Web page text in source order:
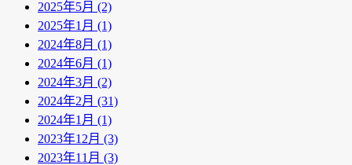
2025年5月 (2)
2025年1月 (1)
2024年8月 (1)
2024年6月 (1)
2024年3月 (2)
2024年2月 (31)
2024年1月 (1)
2023年12月 (3)
2023年11月 (3)